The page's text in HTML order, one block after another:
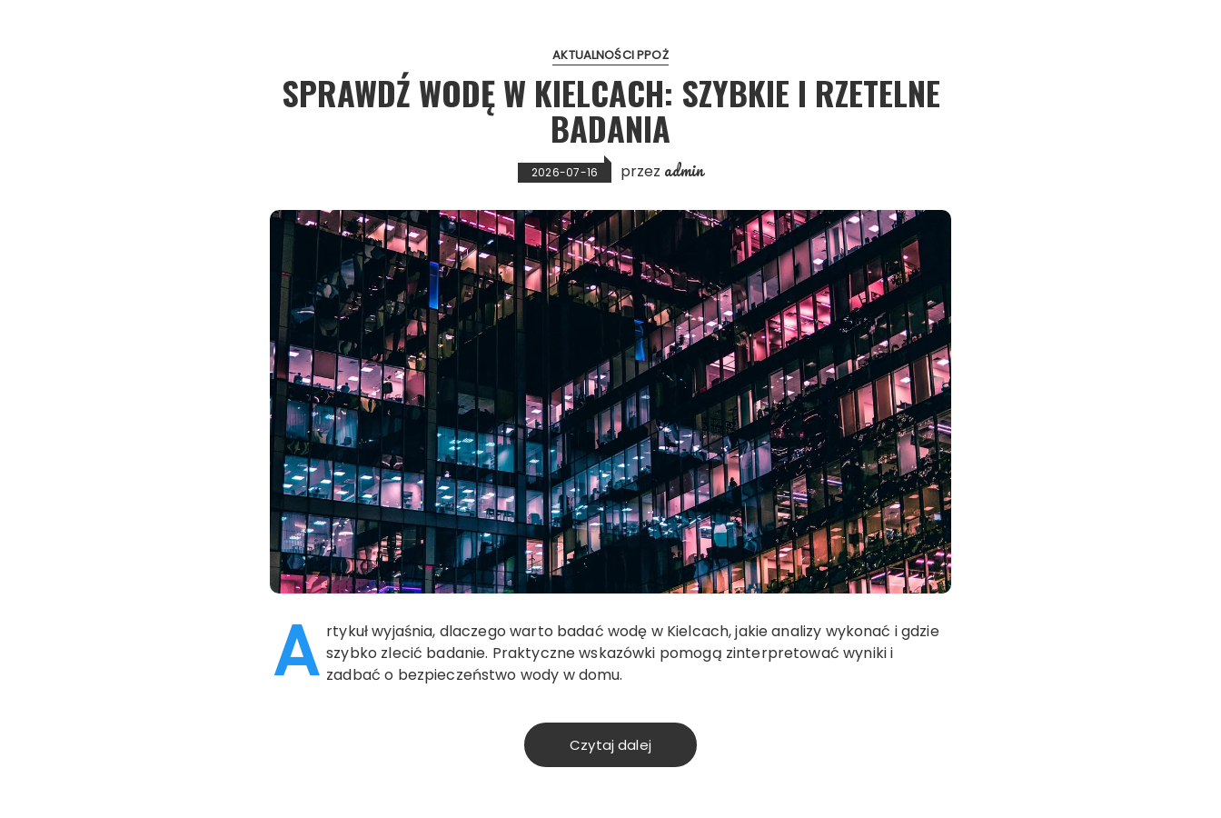
AKTUALNOŚCI PPOŻ
SPRAWDŹ WODĘ W KIELCACH: SZYBKIE I RZETELNE
BADANIA
2026-07-16 przez admin
A rtykuł wyjaśnia, dlaczego warto badać wodę w Kielcach, jakie analizy wykonać i gdzie
szybko zlecić badanie. Praktyczne wskazówki pomogą zinterpretować wyniki i
zadbać o bezpieczeństwo wody w domu.
Czytaj dalej